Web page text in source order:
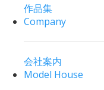
作品集
Company
会社案内
Model House